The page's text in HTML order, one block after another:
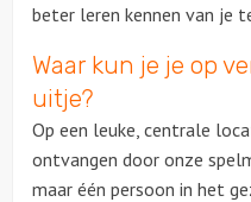
beter leren kennen van je
Waar kun je je op
uitje?
Op een leuke, centrale
ontvangen door onze
maar één persoon in het